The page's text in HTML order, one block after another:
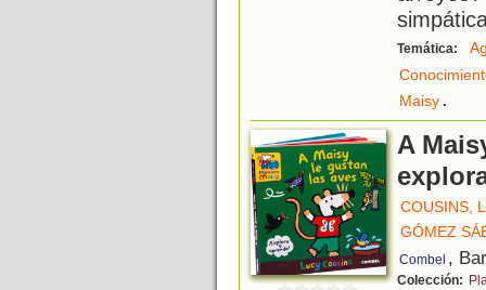
Temática:
Maisy.
A
COUSINS,
GÓMEZ
Combel ,
Colección: